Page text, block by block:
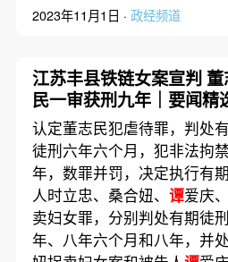
2023年11月1日 · 政经频道
江苏丰县铁链女案宣判 董
民一审获刑九年｜要闻精
认定董志民犯虐待罪，判处
徒刑六年六个月，犯非法拘
年，数罪并罚，决定执行有
人时立忠、桑合妞、 谭爱庆
卖妇女罪，分别判处有期徒
年、八年六个月和八年，